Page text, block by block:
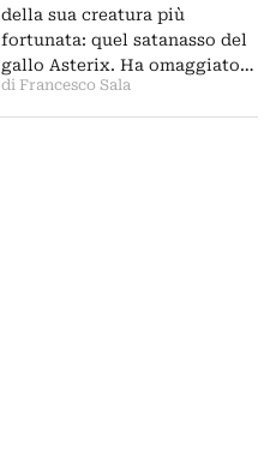
della sua creatura più
fortunata: quel satanasso del
gallo Asterix. Ha omaggiato…
di Francesco Sala